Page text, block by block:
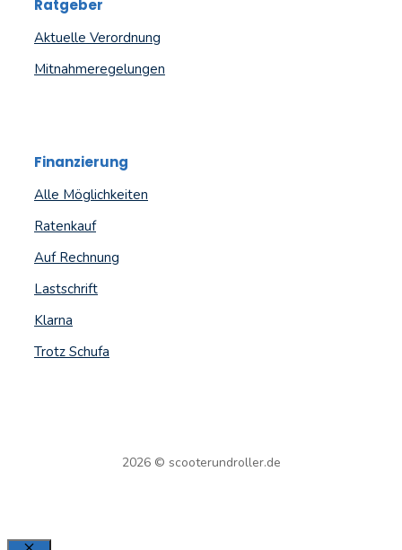
Ratgeber
Aktuelle Verordnung
Mitnahmeregelungen
Finanzierung
Alle Möglichkeiten
Ratenkauf
Auf Rechnung
Lastschrift
Klarna
Trotz Schufa
2026 © scooterundroller.de